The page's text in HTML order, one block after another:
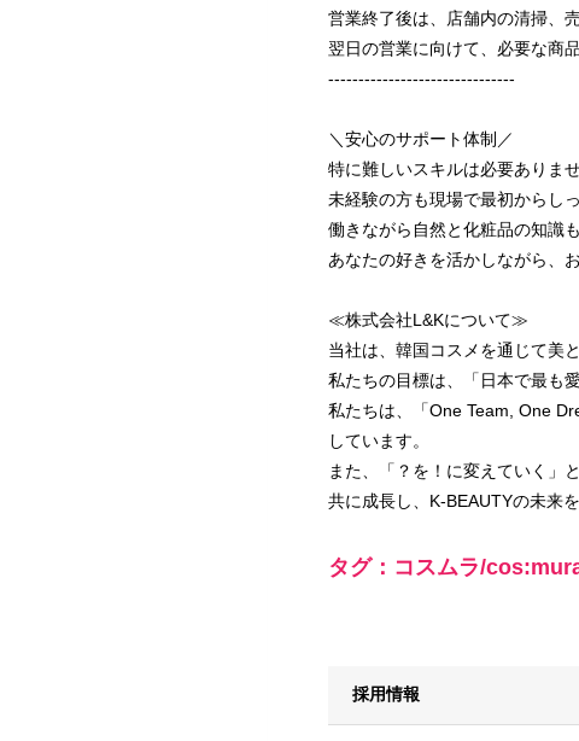
営業終了後は、店舗内の清掃、
翌日の営業に向けて、必要な商
-------------------------------
＼安心のサポート体制／
特に難しいスキルは必要ありませ
未経験の方も現場で最初からし
働きながら自然と化粧品の知識
あなたの好きを活かしながら、
≪株式会社L&Kについて≫
当社は、韓国コスメを通じて美
私たちの目標は、「日本で最も
私たちは、「One Team, One
しています。
また、「？を！に変えていく」
共に成長し、K-BEAUTYの未来
タグ：コスムラ/
採用情報